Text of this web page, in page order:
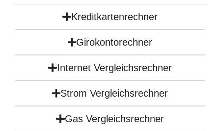
Kreditkartenrechner
Girokontorechner
Internet Vergleichsrechner
Strom Vergleichsrechner
Gas Vergleichsrechner